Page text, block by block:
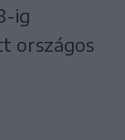
ig
országos